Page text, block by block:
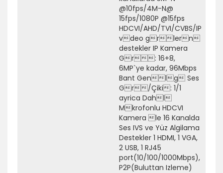
@10fps/4M-N@
15fps/1080P @15fps
HDCVI/AHD/TVI/CVBS/IP
vdeo grlern
destekler IP Kamera
Gr: 16+8,
6MP`ye kadar, 96Mbps
Bant Genlg Ses
Gr/Çiki: 1/1
ayrica Dahl
Mkrofonlu HDCVI
Kamera le 16 Kanalda
Ses IVS ve Yüz Algilama
Destekler 1 HDMI, 1 VGA,
2 USB, 1 RJ45
port(10/100/1000Mbps),
P2P(Buluttan Izleme)